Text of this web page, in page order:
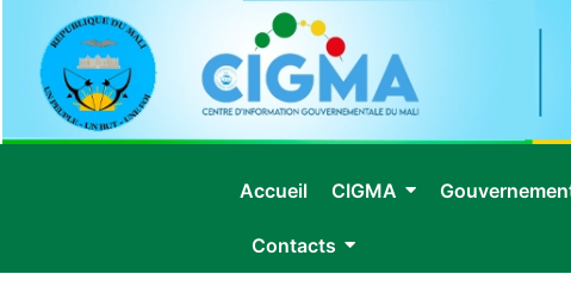
Accueil CIGMA
Contacts